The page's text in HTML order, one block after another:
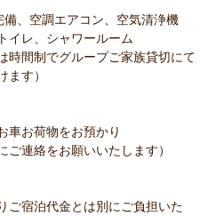
、空調エアコン、空気清浄機
、シャワールーム
制でグループご家族貸切にて
す）
お荷物をお預かり
連絡をお願いいたします）
宿泊代金とは別にご負担いた